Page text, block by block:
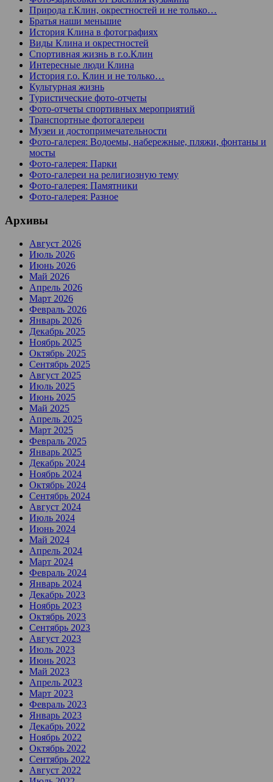
Природа г.Клин, окрестностей и не только…
Братья наши меньшие
История Клина в фотографиях
Виды Клина и окрестностей
Спортивная жизнь в г.о.Клин
Интересные люди Клина
История г.о. Клин и не только…
Культурная жизнь
Туристические фото-отчеты
Фото-отчеты спортивных мероприятий
Транспортные фотогалереи
Музеи и достопримечательности
Фото-галерея: Водоемы, набережные, пляжи, фонтаны и
мосты
Фото-галерея: Парки
Фото-галереи на религиозную тему
Фото-галерея: Памятники
Фото-галерея: Разное
Архивы
Август 2026
Июль 2026
Июнь 2026
Май 2026
Апрель 2026
Март 2026
Февраль 2026
Январь 2026
Декабрь 2025
Ноябрь 2025
Октябрь 2025
Сентябрь 2025
Август 2025
Июль 2025
Июнь 2025
Май 2025
Апрель 2025
Март 2025
Февраль 2025
Январь 2025
Декабрь 2024
Ноябрь 2024
Октябрь 2024
Сентябрь 2024
Август 2024
Июль 2024
Июнь 2024
Май 2024
Апрель 2024
Март 2024
Февраль 2024
Январь 2024
Декабрь 2023
Ноябрь 2023
Октябрь 2023
Сентябрь 2023
Август 2023
Июль 2023
Июнь 2023
Май 2023
Апрель 2023
Март 2023
Февраль 2023
Январь 2023
Декабрь 2022
Ноябрь 2022
Октябрь 2022
Сентябрь 2022
Август 2022